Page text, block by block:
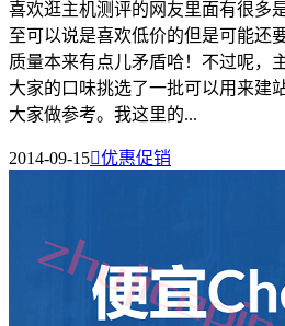
喜欢逛主机测评的网友里面有很多
至可以说是喜欢低价的但是可能还
质量本来有点儿矛盾哈！不过呢，
大家的口味挑选了一批可以用来建
大家做参考。我这里的...
2014-09-15优惠促销